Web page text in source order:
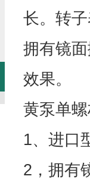
长。转
拥有镜
效果。
黄泵单
1、进口
2，拥有